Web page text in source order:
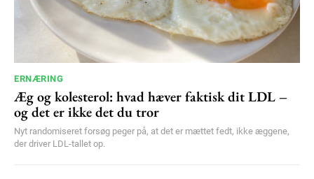
ERNÆRING
Æg og kolesterol: hvad hæver faktisk dit LDL –
og det er ikke det du tror
Nyt randomiseret forsøg peger på, at det er mættet fedt, ikke æggene,
der driver LDL-tallet op.